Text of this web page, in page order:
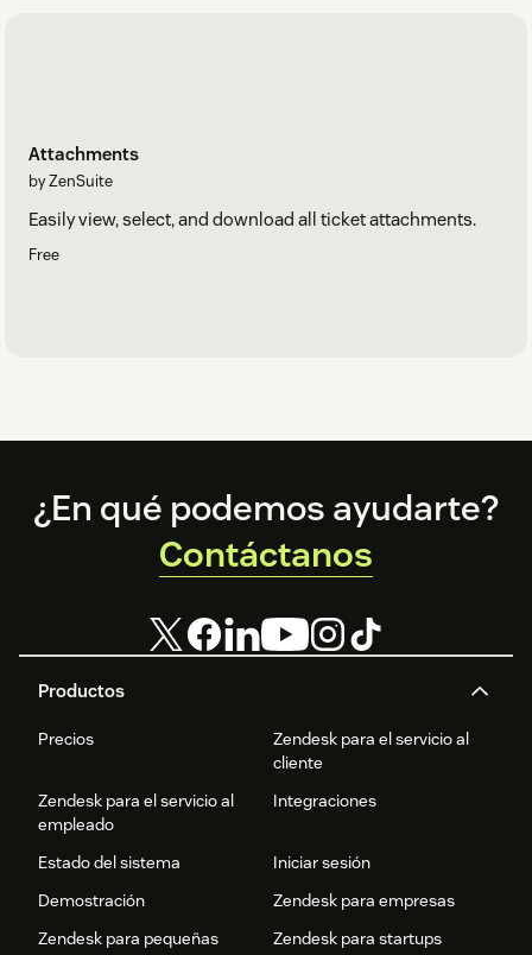
Attachments
by ZenSuite
Easily view, select, and download all ticket attachments.
Free
Footer
Productos
Precios
Zendesk para el servicio al
cliente
Zendesk para el servicio al
empleado
Integraciones
Estado del sistema
Iniciar sesión
Demostración
Zendesk para empresas
Zendesk para pequeñas
Zendesk para startups
¿En qué podemos ayudarte?
Contáctanos